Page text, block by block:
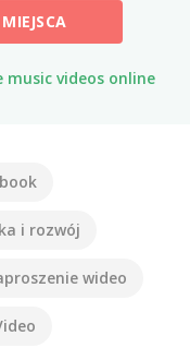
videos online
i rozwój
wideo